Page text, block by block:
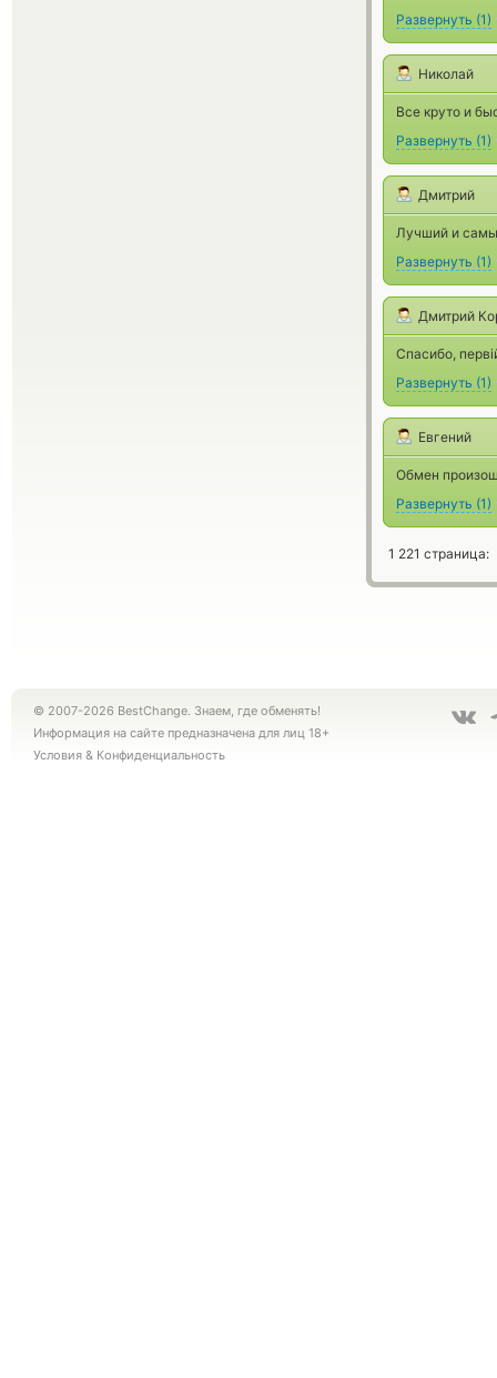
Развернуть (1)
Николай
Все круто и
Развернуть (1)
Дмитрий
Лучший и
Развернуть (1)
Дмитрий
Спасибо,
Развернуть (1)
Евгений
Обмен
Развернуть (1)
1 221 страница:
© 2007-2026 BestChange. Знаем, где обменять!
Информация на сайте предназначена для лиц 18+
Условия & Конфиденциальность